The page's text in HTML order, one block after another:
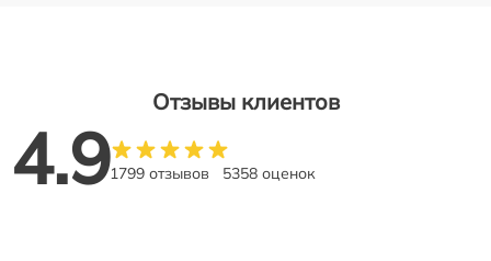
Отзывы клиентов
4.91799 отзывов 5358 оценок